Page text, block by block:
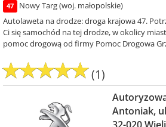
47
Nowy Targ (woj. małopolskie)
Autolaweta na drodze: droga krajowa 47.
Ci się samochód na tej drodze, w okolicy
pomoc drogową od firmy Pomoc Drogowa
(1)
Antoniak,
32-020